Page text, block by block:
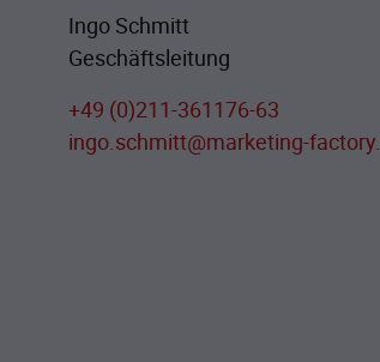
Ingo Schmitt
Geschäftsleitung
+49 (0)211-361176-63
ingo.schmitt@marketing-